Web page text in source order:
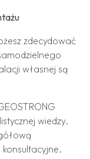
zdecydować
własnej są
wiedzy.